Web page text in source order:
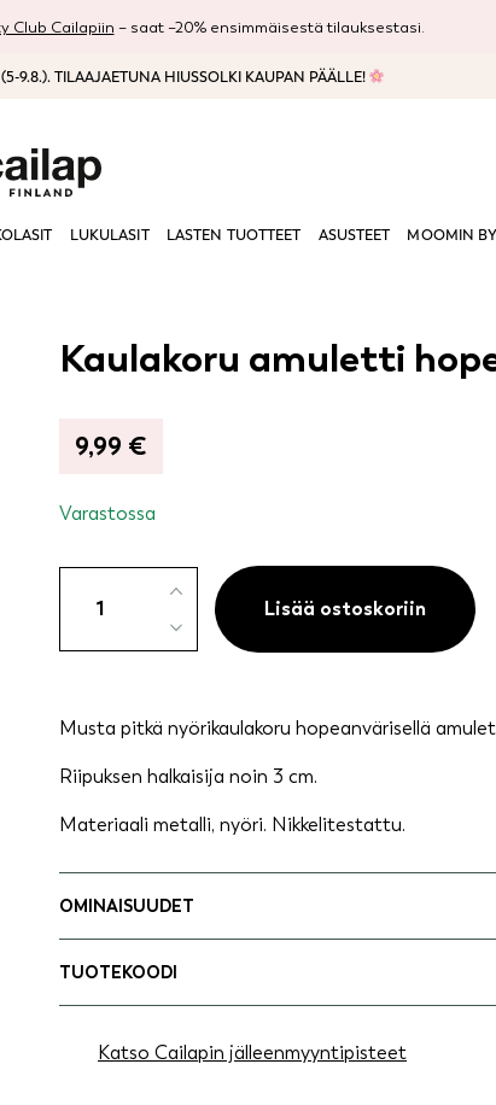
Club Cailapiin – saat –20% ensimmäisestä tilauksestasi.
9.8.). TILAAJAETUNA HIUSSOLKI KAUPAN PÄÄLLE!
LUKULASIT LASTEN TUOTTEET ASUSTEET MOOMIN
Kaulakoru amuletti
9,99 €
Varastossa
amuletti
hopeanvärinen
Lisää ostoskoriin
Musta pitkä nyörikaulakoru hopeanvärisellä
Riipuksen halkaisija noin 3 cm.
Materiaali metalli, nyöri. Nikkelitestattu.
OMINAISUUDET
TUOTEKOODI
Katso Cailapin jälleenmyyntipisteet